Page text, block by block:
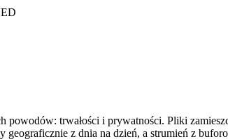
trwałości i prywatności. Pliki
z dnia na dzień, a strumień z